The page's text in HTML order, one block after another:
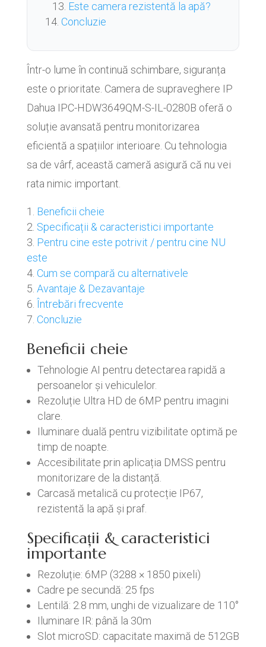
Este camera rezistentă la apă?
Concluzie
Într-o lume în continuă schimbare, siguranța
este o prioritate. Camera de supraveghere IP
Dahua IPC-HDW3649QM-S-IL-0280B oferă o
soluție avansată pentru monitorizarea
eficientă a spațiilor interioare. Cu tehnologia
sa de vârf, această cameră asigură că nu vei
rata nimic important.
Beneficii cheie
Specificații & caracteristici importante
Pentru cine este potrivit / pentru cine NU
este
Cum se compară cu alternativele
Avantaje & Dezavantaje
Întrebări frecvente
Concluzie
Beneficii cheie
Tehnologie AI pentru detectarea rapidă a
persoanelor și vehiculelor.
Rezoluție Ultra HD de 6MP pentru imagini
clare.
Iluminare duală pentru vizibilitate optimă pe
timp de noapte.
Accesibilitate prin aplicația DMSS pentru
monitorizare de la distanță.
Carcasă metalică cu protecție IP67,
rezistentă la apă și praf.
Specificații & caracteristici
importante
Rezoluție: 6MP (3288 × 1850 pixeli)
Cadre pe secundă: 25 fps
Lentilă: 2.8 mm, unghi de vizualizare de 110°
Iluminare IR: până la 30m
Slot microSD: capacitate maximă de 512GB